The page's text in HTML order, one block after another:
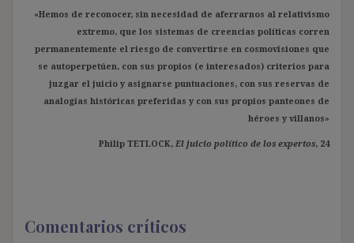
«Hemos de reconocer, sin necesidad de aferrarnos al relativismo
extremo, que los sistemas de creencias políticas corren
permanentemente el riesgo de convertirse en cosmovisiones que
se autoperpetúen, con sus propios (e interesados) criterios para
juzgar el juicio y asignarse puntuaciones, con sus reservas de
analogías históricas preferidas y con sus propios panteones de
héroes y villanos»
Philip TETLOCK, El juicio político de los expertos, 24
Comentarios críticos